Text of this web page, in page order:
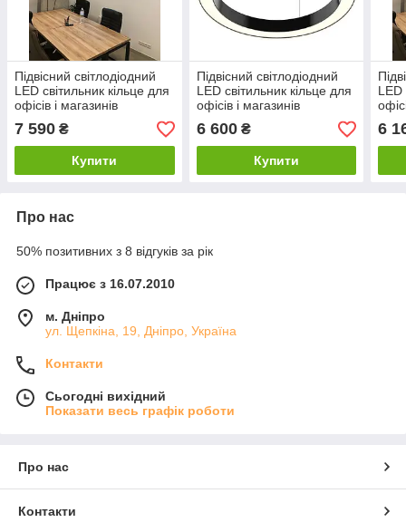
Підвісний світлодіодний
LED світильник кільце для
офісів і магазинів
7 590 ₴
Купити
Підвісний світлодіодний
LED світильник кільце для
офісів і магазинів
6 600₴
Купити
LED
6
Про нас
50% позитивних з 8 відгуків за рік
Працює з 16.07.2010
м. Дніпро
ул. Щепкіна, 19, Дніпро, Україна
Контакти
Сьогодні вихідний
Показати весь графік роботи
Про нас
Контакти